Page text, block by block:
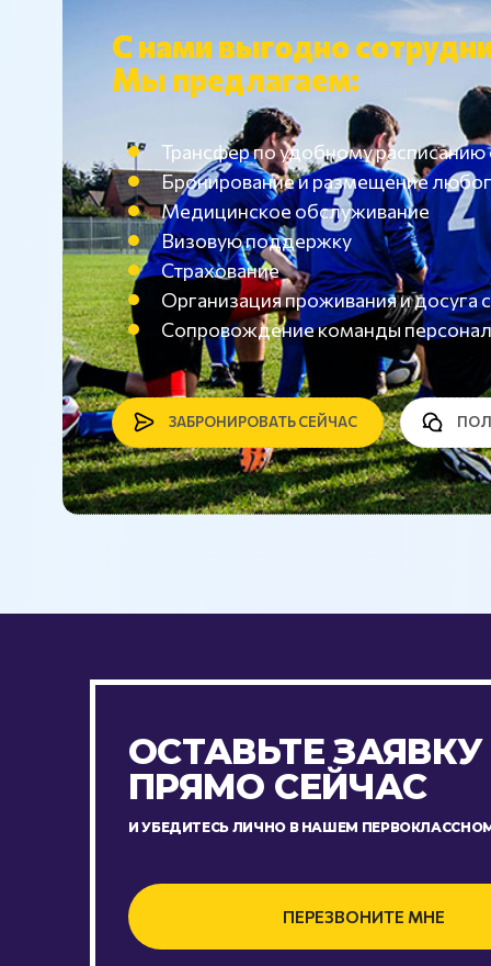
С нами выгодно
Мы предлагаем:
Трансфер по удобному
Бронирование и размещение
Медицинское обслуживание
Визовую поддержку
Страхование
Организация проживания и
Сопровождение команды
ЗАБРОНИРОВАТЬ СЕЙЧАС
ОСТАВЬТЕ ЗАЯВКУ
ПРЯМО СЕЙЧАС
И УБЕДИТЕСЬ ЛИЧНО В НАШЕМ
ПЕРЕЗВОНИТЕ МНЕ